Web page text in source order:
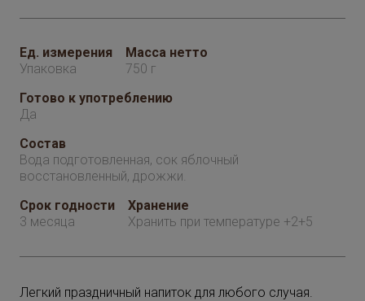
Ед. измерения
Упаковка
Масса нетто
750 г
Готово к употреблению
Да
Состав
Вода подготовленная, сок яблочный
восстановленный, дрожжи.
Срок годности
3 месяца
Хранение
Хранить при температуре +2+5
Легкий праздничный напиток для любого случая.